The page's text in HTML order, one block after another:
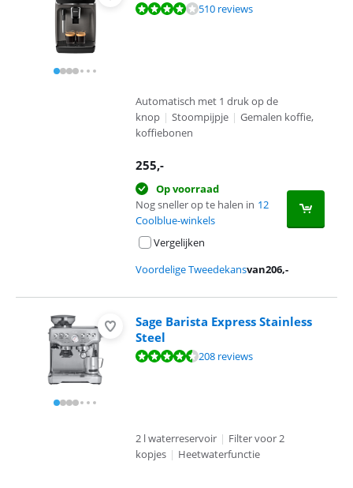
Beoordeling is 8,1 van de 10, gebaseerd op 510 reviews.
510 reviews
Automatisch met 1 druk op de
knop | Stoompijpje | Gemalen koffie,
koffiebonen
255,-
Op voorraad
Nog sneller op te halen in 12
Coolblue-winkels
Vergelijken
Voordelige Tweedekansvan206,-
Sage Barista Express Stainless
Steel
Beoordeling is 8,6 van de 10, gebaseerd op 208 reviews.
208 reviews
2 l waterreservoir | Filter voor 2
kopjes | Heetwaterfunctie